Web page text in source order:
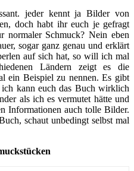
jeder kennt ja Bilder von
doch habt ihr euch je gefragt
normaler Schmuck? Nein eben
sogar ganz genau und erklärt
auf sich hat, so will ich mal
Ländern zeigt es die
ein Beispiel zu nennen. Es gibt
kann euch das Buch wirklich
als ich es vermutet hätte und
Informationen auch tolle Bilder.
schaut unbedingt selbst mal